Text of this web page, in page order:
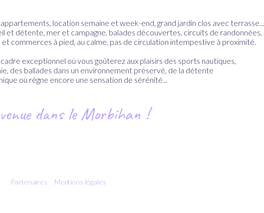
location semaine et week-end, grand jardin clos avec terrasse...
et détente, mer et campagne, balades découvertes, circuits de randonnées,
commerces à pied, au calme, pas de circulation intempestive à proximité.
exceptionnel où vous goûterez aux plaisirs des sports nautiques,
des ballades dans un environnement préservé, de la détente
où règne encore une sensation de sérénité...
dans le Morbihan !
Partenaires Mentions légales